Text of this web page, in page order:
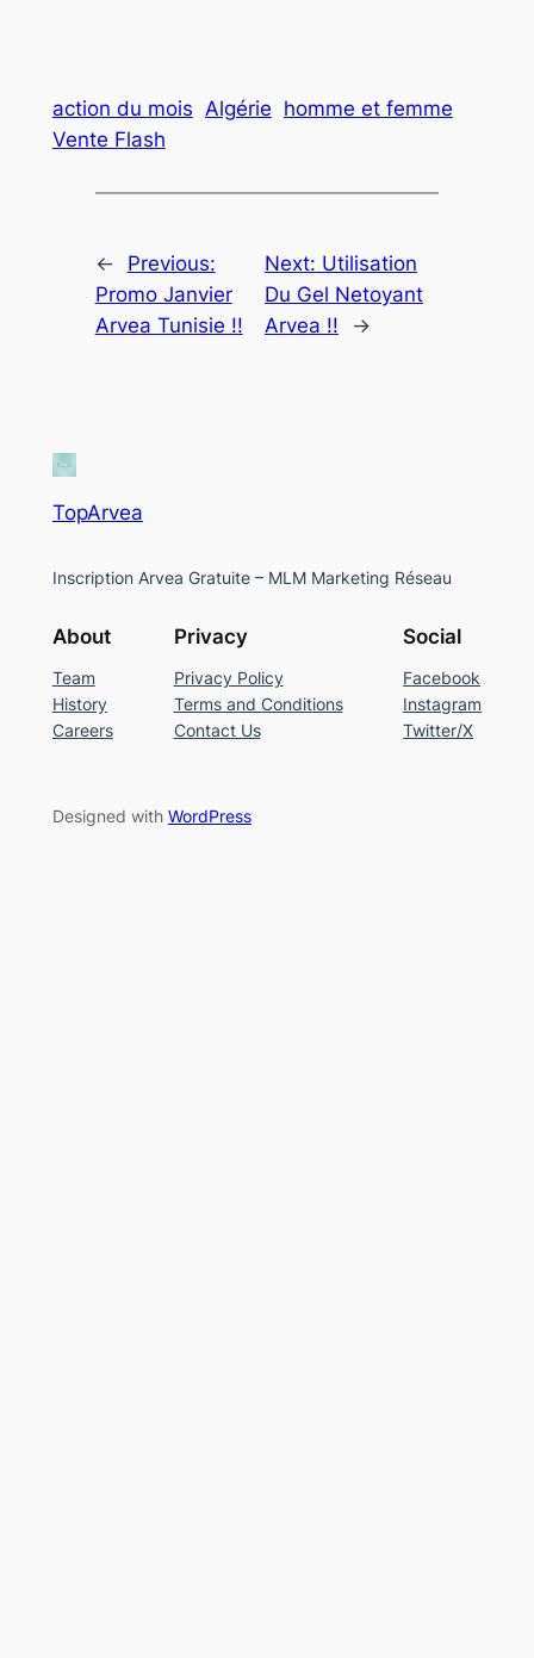
action du mois Algérie homme et femme
Vente Flash
←
Previous:
Promo Janvier
Arvea Tunisie !!
Next: Utilisation
Du Gel Netoyant
Arvea !!
→
TopArvea
Inscription Arvea Gratuite – MLM Marketing Réseau
About
Team
History
Careers
Privacy
Privacy Policy
Terms and Conditions
Contact Us
Social
Facebook
Instagram
Twitter/X
Designed with WordPress